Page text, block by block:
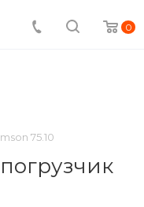
0
75.10